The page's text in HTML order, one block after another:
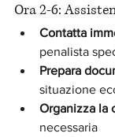
Ora 2-6:
Contatta
penalista
Prepara
situazione
Organizza la
necessaria